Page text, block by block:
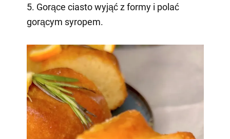
5. Gorące ciasto wyjąć z formy i polać
gorącym syropem.